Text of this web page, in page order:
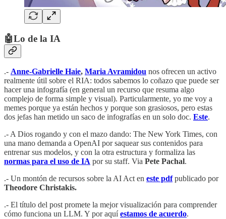
🤖Lo de la IA
.- Anne-Gabrielle Haie, Maria Avramidou nos ofrecen un activo
realmente útil sobre el RIA: todos sabemos lo coñazo que puede ser
hacer una infografía (en general un recurso que resuma algo
complejo de forma simple y visual). Particularmente, yo me voy a
memes porque ya están hechos y porque son grasiosos, pero estas
dos jefas han metido un saco de infografías en un solo doc. Este.
.- A Dios rogando y con el mazo dando: The New York Times, con
una mano demanda a OpenAI por saquear sus contenidos para
entrenar sus modelos, y con la otra estructura y formaliza las
normas para el uso de IA por su staff. Via Pete Pachal.
.- Un montón de recursos sobre la AI Act en este pdfpublicado por
Theodore Christakis.
.- El título del post promete la mejor visualización para comprender
cómo funciona un LLM. Y por aquí estamos de acuerdo.